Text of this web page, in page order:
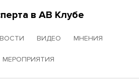
в АВ Клубе
ВИДЕО МНЕНИЯ
МЕРОПРИЯТИЯ